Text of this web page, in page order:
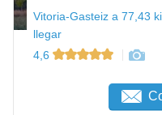
Vitoria-Gasteiz a 77,43
llegar
4,6